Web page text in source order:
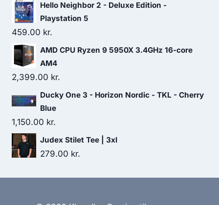
Hello Neighbor 2 - Deluxe Edition -
Playstation 5
459.00 kr.
AMD CPU Ryzen 9 5950X 3.4GHz 16-core
AM4
2,399.00 kr.
Ducky One 3 - Horizon Nordic - TKL - Cherry
Blue
1,150.00 kr.
Judex Stilet Tee | 3xl
279.00 kr.